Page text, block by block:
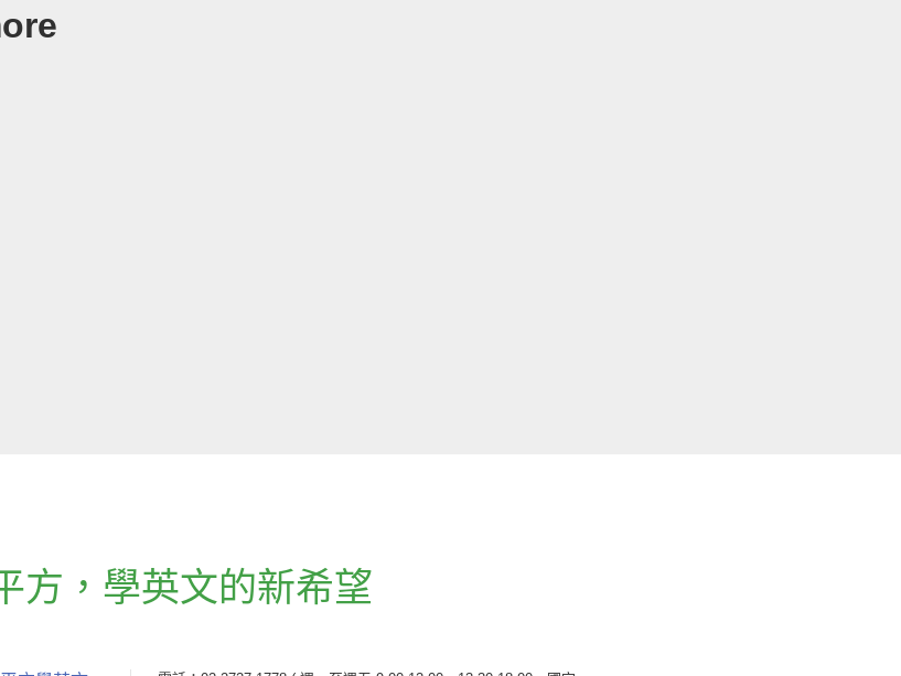
方 ， 學英文的新希望